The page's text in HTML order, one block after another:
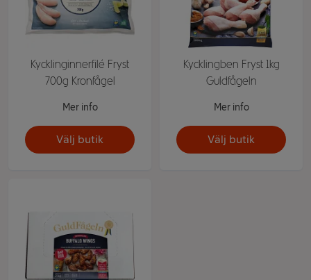
Kycklinginnerfilé Fryst
700g Kronfågel
Mer info
Välj butik
Kycklingben Fryst 1kg
Guldfågeln
Mer info
Välj butik